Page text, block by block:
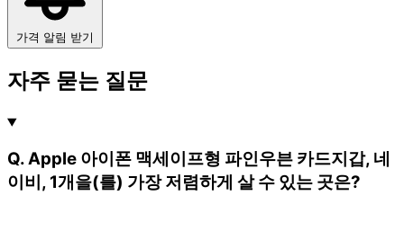
가격 알림 받기
자주 묻는 질문
Q. Apple 아이폰 맥세이프형 파인우븐 카드지갑, 네
이비, 1개을(를) 가장 저렴하게 살 수 있는 곳은?